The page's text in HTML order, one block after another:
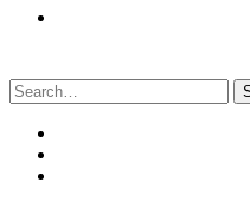
Search
for: